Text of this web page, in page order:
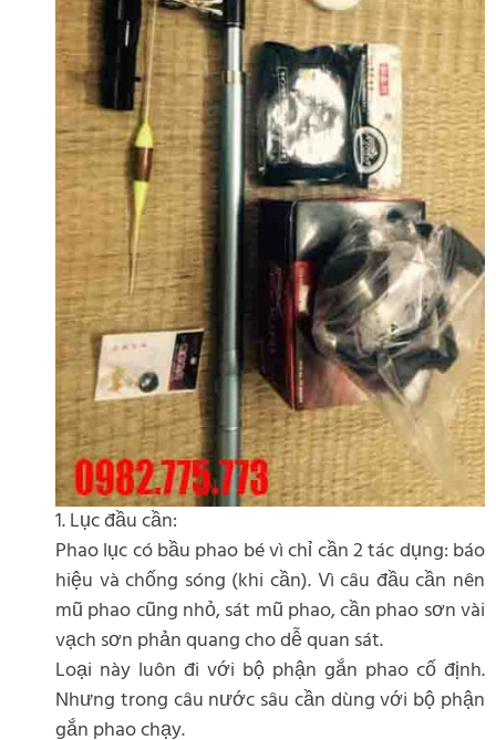
1. Lục đầu cần:
Phao lục có bầu phao bé vì chỉ cần 2 tác dụng: báo
hiệu và chống sóng (khi cần). Vì câu đầu cần nên
mũ phao cũng nhỏ, sát mũ phao, cần phao sơn vài
vạch sơn phản quang cho dễ quan sát.
Loại này luôn đi với bộ phận gắn phao cố định.
Nhưng trong câu nước sâu cần dùng với bộ phận
gắn phao chạy.